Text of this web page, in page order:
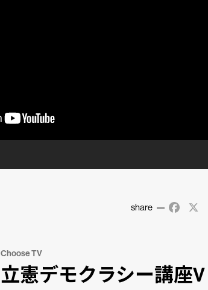
share
Choose TV
立憲デモクラシー講座V